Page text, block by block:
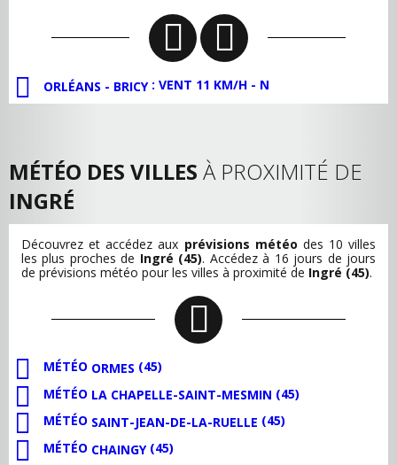
ORLÉANS - BRICY : VENT 11 KM/H - N
MÉTÉO DES VILLES À PROXIMITÉ DE
INGRÉ
Découvrez et accédez aux prévisions météo des 10 villes
les plus proches de Ingré (45). Accédez à 16 jours de jours
de prévisions météo pour les villes à proximité de Ingré (45).
MÉTÉO ORMES (45)
MÉTÉO LA CHAPELLE-SAINT-MESMIN (45)
MÉTÉO SAINT-JEAN-DE-LA-RUELLE (45)
MÉTÉO CHAINGY (45)